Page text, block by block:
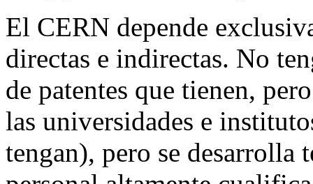
El CERN depende
directas e indirectas. No
de patentes que tienen,
las universidades e
tengan), pero se desarrolla